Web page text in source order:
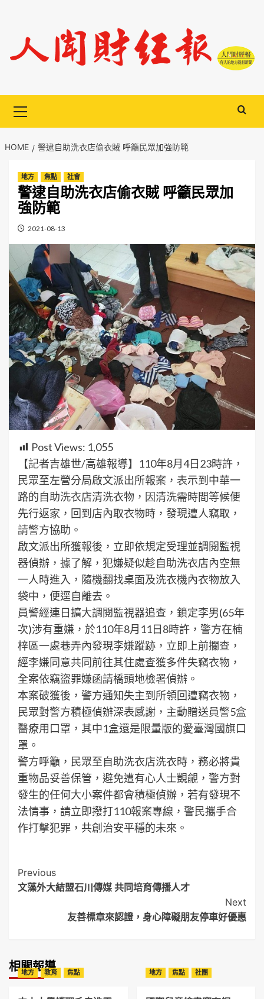
content
Menu
HOME 警逮自助洗衣店偷衣賊 呼籲民眾加強防範
地方 焦點 社會
警逮自助洗衣店偷衣賊 呼籲民眾加
強防範
2021-08-13
Post Views: 1,055
【記者吉雄世/高雄報導】110年8月4日23時許，
民眾至左營分局啟文派出所報案，表示到中華一
路的自助洗衣店清洗衣物，因清洗需時間等候便
先行返家，回到店內取衣物時，發現遭人竊取，
請警方協助。
啟文派出所獲報後，立即依規定受理並調閱監視
器偵辦，據了解，犯嫌疑似趁自助洗衣店內空無
一人時進入，隨機翻找桌面及洗衣機內衣物放入
袋中，便逕自離去。
員警經連日擴大調閱監視器追查，鎖定李男(65年
次)涉有重嫌，於110年8月11日8時許，警方在楠
梓區一處巷弄內發現李嫌蹤跡，立即上前攔查，
經李嫌同意共同前往其住處查獲多件失竊衣物，
全案依竊盜罪嫌函請橋頭地檢署偵辦。
本案破獲後，警方通知失主到所領回遭竊衣物，
民眾對警方積極偵辦深表感謝，主動贈送員警5盒
醫療用口罩，其中1盒還是限量版的愛臺灣國旗口
罩。
警方呼籲，民眾至自助洗衣店洗衣時，務必將貴
重物品妥善保管，避免遭有心人士覬覦，警方對
發生的任何大小案件都會積極偵辦，若有發現不
法情事，請立即撥打110報案專線，警民攜手合
作打擊犯罪，共創治安平穩的未來。
Post
Navigation
Previous
文藻外大結盟石川傳媒 共同培育傳播人才
Next
友善標章來認證，身心障礙朋友停車好優惠
相關報導
地方 教育 焦點 地方 焦點 社團